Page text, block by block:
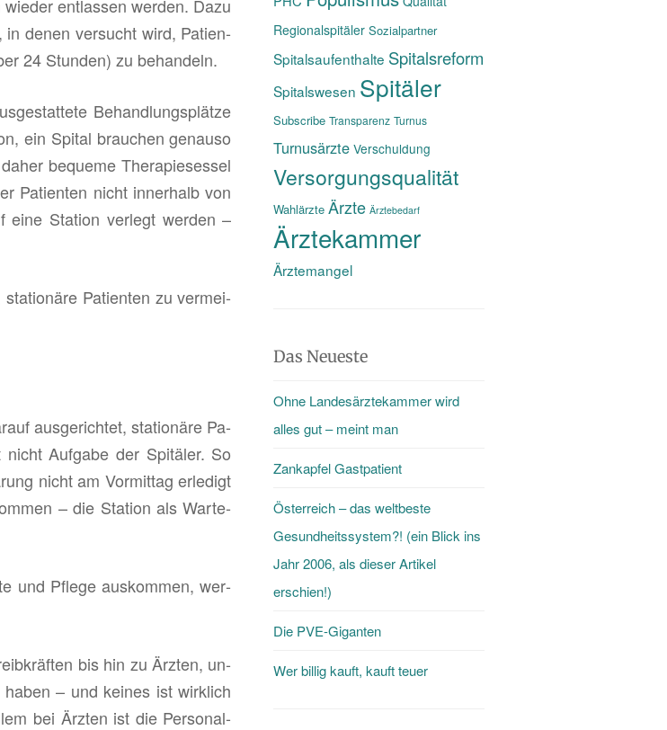
ent­las­sen wer­den. Dazu
in denen ver­sucht wird, Pa­ti­en­
24 Stun­den) zu be­han­deln.
Be­hand­lungs­plät­ze
ein Spi­tal brau­chen ge­nau­so
be­que­me The­ra­pie­ses­sel
Pa­ti­en­ten nicht in­ner­halb von
eine Sta­ti­on ver­legt wer­den –
Pa­ti­en­ten zu ver­mei­
aus­ge­rich­tet, sta­tio­nä­re Pa­
nicht Auf­ga­be der Spi­tä­ler. So
nicht am Vor­mit­tag er­le­digt
– die Sta­ti­on als War­te­
und Pfle­ge aus­kom­men, wer­
bis hin zu Ärz­ten, un­
– und kei­nes ist wirk­lich
bei Ärz­ten ist die Per­so­nal-
Regionalspitäler Sozialpartner
Spitalsaufenthalte Spitalsreform
Spitalswesen Spitäler
Subscribe Transparenz Turnus
Turnusärzte Verschuldung
Versorgungsqualität
Wahlärzte Ärzte Ärztebedarf
Ärztekammer
Ärztemangel
Das Neueste
Ohne Landesärztekammer wird
alles gut – meint man
Zankapfel Gastpatient
Österreich – das weltbeste
Gesundheitssystem?! (ein Blick ins
Jahr 2006, als dieser Artikel
erschien!)
Die PVE-Giganten
Wer billig kauft, kauft teuer